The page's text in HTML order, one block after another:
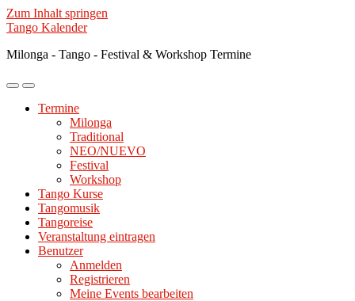
Zum Inhalt springen
Tango Kalender
Milonga - Tango - Festival & Workshop Termine
Mobile-
ein-/ausblenden
Suchfeld
ein-/ausblenden
Termine
Milonga
Traditional
NEO/NUEVO
Festival
Workshop
Tango Kurse
Tangomusik
Tangoreise
Veranstaltung eintragen
Benutzer
Anmelden
Registrieren
Meine Events bearbeiten